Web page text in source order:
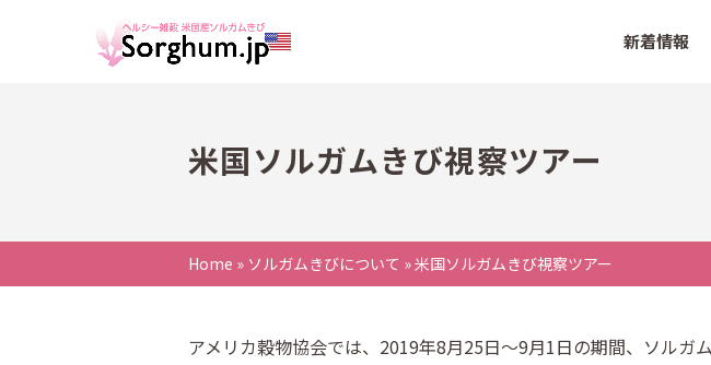
新着情報
米国ソルガムきび視察ツアー
Home » ソルガムきびについて »米国ソルガムきび視察ツアー
アメリカ穀物協会では、2019年8月25日～9月1日の期間、ソルガ